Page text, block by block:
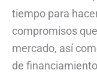
tiempo para
compromisos
mercado, así
de